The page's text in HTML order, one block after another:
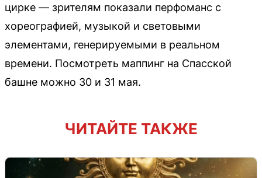
цирке — зрителям показали перфоманс с
хореографией, музыкой и световыми
элементами, генерируемыми в реальном
времени. Посмотреть маппинг на Спасской
башне можно 30 и 31 мая.
ЧИТАЙТЕ ТАКЖЕ